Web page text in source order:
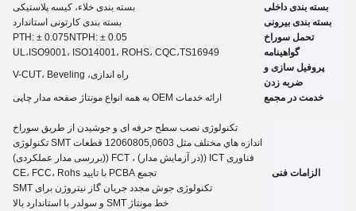
بسته بندی داخلی
بسته بندی خلاء، کیسه پلاستیکی
بسته بندی بیرونی
بسته بندی کارتونی استاندارد
تحمل سوراخ
PTH: ± 0.075NTPH: ± 0.05
گواهینامه
UL،ISO9001، ISO14001، ROHS، CQC،TS16949
پروفیل سازی و
ضربه زدن
راه اندازی، V-CUT، Beveling
خدمت در مجمع ارائه خدمات OEM به همه انواع مونتاژ صفحه مدار چاپی
الزامات فنی
تکنولوژی نصب سطح حرفه ای و جوشیدن از طریق سوراخ
اندازه هاي مختلف مثل 12060805,0603 قطعات SMT تکنولوژی
فناوری ICT ((در آزمایش مدار) ، FCT ((بررسی مدار عملکردی)
تجمع PCBA با تایید CE، FCC، Rohs
تکنولوژی جوش مجدد جریان گاز نیتروژن برای SMT
خط مونتاژ SMT و سولدر با استاندارد بالا